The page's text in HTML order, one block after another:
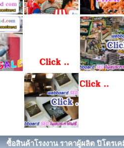
ซื้อสินค้าโรงงาน ราคาผู้ผลิต ปิโตรเ